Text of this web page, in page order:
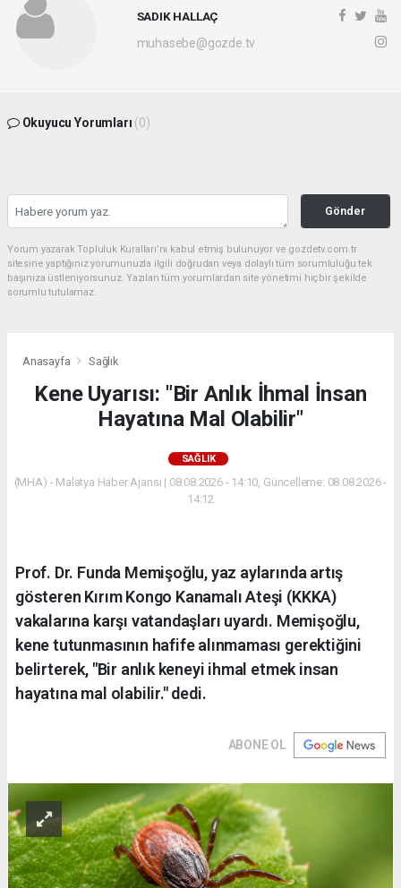
SADIK HALLAÇ
muhasebe@gozde.tv
Okuyucu Yorumları (0)
Gönder
Yorum yazarak Topluluk Kuralları’nı kabul etmiş bulunuyor ve gozdetv.com.tr
sitesine yaptığınız yorumunuzla ilgili doğrudan veya dolaylı tüm sorumluluğu tek
başınıza üstleniyorsunuz. Yazılan tüm yorumlardan site yönetimi hiçbir şekilde
sorumlu tutulamaz.
Anasayfa Sağlık
Kene Uyarısı: "Bir Anlık İhmal İnsan
Hayatına Mal Olabilir"
SAĞLIK
(MHA) - Malatya Haber Ajansı | 08.08.2026 - 14:10, Güncelleme: 08.08.2026 -
14:12
Prof. Dr. Funda Memişoğlu, yaz aylarında artış
gösteren Kırım Kongo Kanamalı Ateşi (KKKA)
vakalarına karşı vatandaşları uyardı. Memişoğlu,
kene tutunmasının hafife alınmaması gerektiğini
belirterek, "Bir anlık keneyi ihmal etmek insan
hayatına mal olabilir." dedi.
ABONE OL